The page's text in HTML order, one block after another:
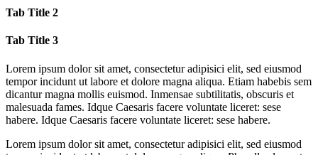
Tab Title 2
Tab Title 3
Lorem ipsum dolor sit amet, consectetur adipisici elit, sed eiusmod
tempor incidunt ut labore et dolore magna aliqua. Etiam habebis sem
dicantur magna mollis euismod. Inmensae subtilitatis, obscuris et
malesuada fames. Idque Caesaris facere voluntate liceret: sese
habere. Idque Caesaris facere voluntate liceret: sese habere.
Lorem ipsum dolor sit amet, consectetur adipisici elit, sed eiusmod